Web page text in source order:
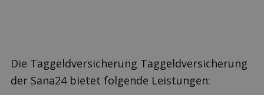
Die Taggeldversicherung Taggeldversicherung
der Sana24 bietet folgende Leistungen: